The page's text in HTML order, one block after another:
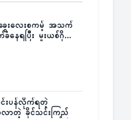
ေးလေးစကမ့် အသက်
ခံနေရပြီး မူးယစ်ဂိုဏ်း
းပန်လိုက်ရတဲ့
လာတဲ့ ခိုင်သင်းကြည်